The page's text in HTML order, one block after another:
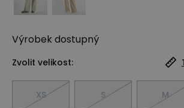
Výrobek dostupný
Zvolit velikost:
XS S M